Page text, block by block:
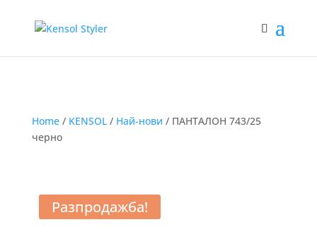
Home/ KENSOL/ Най-нови / ПАНТАЛОН 743/25
черно
Разпродажба!